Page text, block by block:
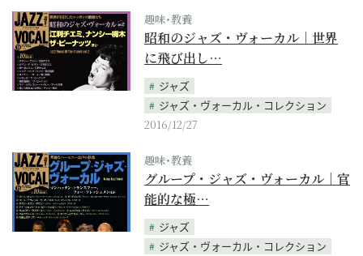
趣味･教養
昭和のジャズ・ヴォーカル｜世界
に飛び出し…
ジャズ
ジャズ・ヴォーカル・コレクション
2016/12/27
趣味･教養
グループ・ジャズ・ヴォーカル｜官
能的な極…
ジャズ
ジャズ・ヴォーカル・コレクション